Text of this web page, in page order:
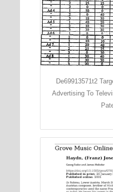
De69913571t2
Advertising To